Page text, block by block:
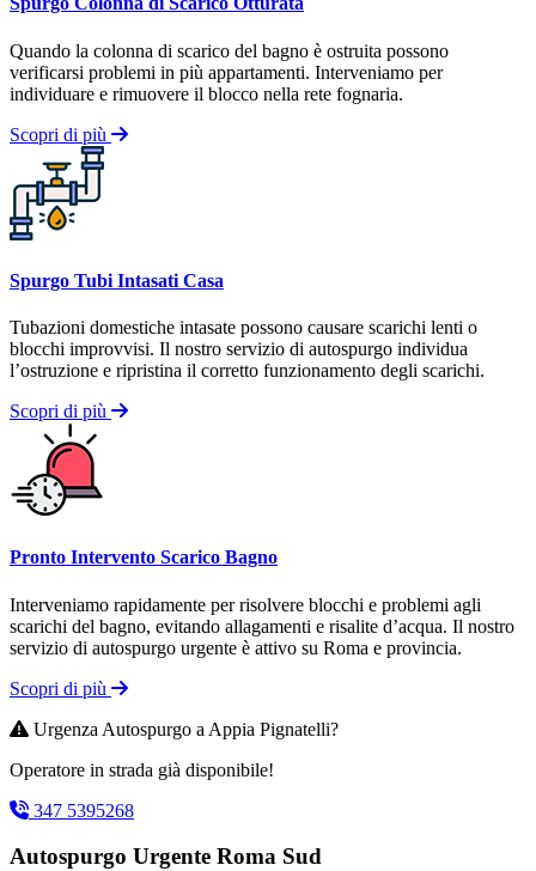
Quando la colonna di scarico del bagno è ostruita possono
verificarsi problemi in più appartamenti. Interveniamo per
individuare e rimuovere il blocco nella rete fognaria.
Scopri di più
Spurgo Tubi Intasati Casa
Tubazioni domestiche intasate possono causare scarichi lenti o
blocchi improvvisi. Il nostro servizio di autospurgo individua
l’ostruzione e ripristina il corretto funzionamento degli scarichi.
Scopri di più
Pronto Intervento Scarico Bagno
Interveniamo rapidamente per risolvere blocchi e problemi agli
scarichi del bagno, evitando allagamenti e risalite d’acqua. Il nostro
servizio di autospurgo urgente è attivo su Roma e provincia.
Scopri di più
Urgenza Autospurgo a Appia Pignatelli?
Operatore in strada già disponibile!
347 5395268
Autospurgo Urgente Roma Sud